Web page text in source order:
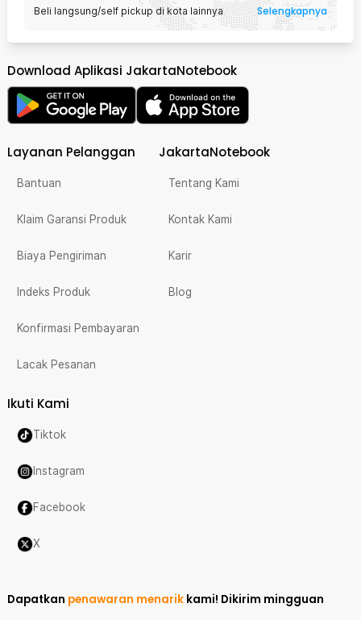
Beli langsung/self pickup di kota lainnya Selengkapnya
Download Aplikasi JakartaNotebook
Layanan Pelanggan
Bantuan
Klaim Garansi Produk
Biaya Pengiriman
Indeks Produk
Konfirmasi Pembayaran
Lacak Pesanan
JakartaNotebook
Tentang Kami
Kontak Kami
Karir
Blog
Ikuti Kami
Tiktok
Instagram
Facebook
X
Dapatkan penawaran menarik kami! Dikirim mingguan